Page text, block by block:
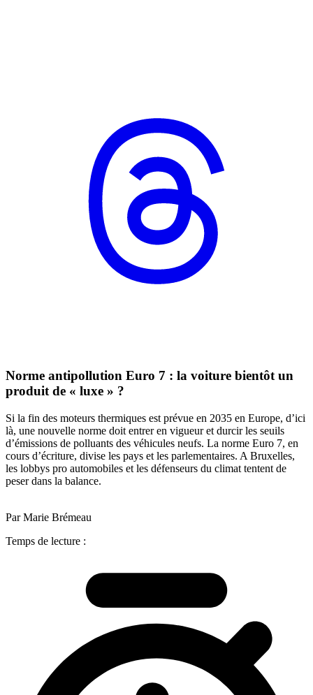
Norme antipollution Euro 7 : la voiture bientôt un
produit de « luxe » ?
Si la fin des moteurs thermiques est prévue en 2035 en Europe, d’ici
là, une nouvelle norme doit entrer en vigueur et durcir les seuils
d’émissions de polluants des véhicules neufs. La norme Euro 7, en
cours d’écriture, divise les pays et les parlementaires. A Bruxelles,
les lobbys pro automobiles et les défenseurs du climat tentent de
peser dans la balance.
Par Marie Brémeau
Temps de lecture :